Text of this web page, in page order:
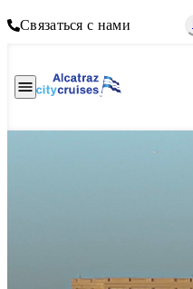
Связаться с нами